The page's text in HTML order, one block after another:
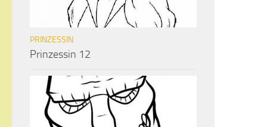
PRINZESSIN
Prinzessin 12